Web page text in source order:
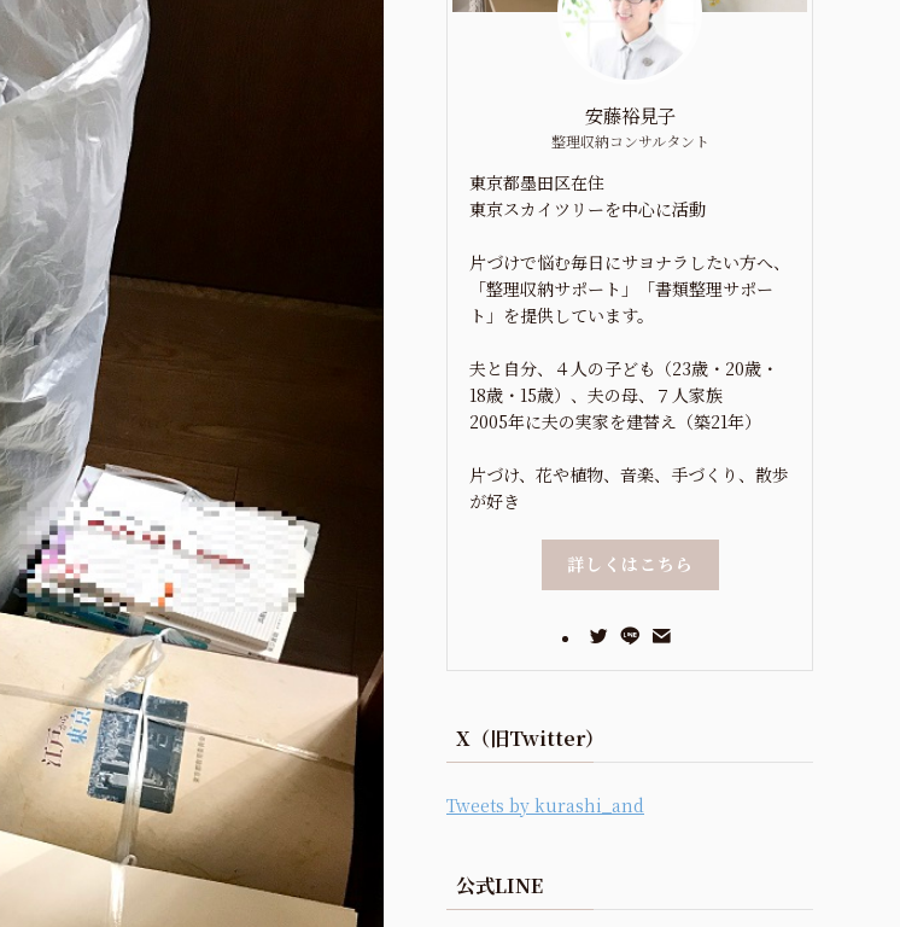
安藤裕見子
整理収納コンサルタント
東京都墨田区在住
東京スカイツリーを中心に活動
片づけで悩む毎日にサヨナラしたい方へ、
「整理収納サポート」「書類整理サポー
ト」を提供しています。
夫と自分、４人の子ども（23歳・20歳・
18歳・15歳）、夫の母、７人家族
2005年に夫の実家を建替え（築21年）
片づけ、花や植物、音楽、手づくり、散歩
が好き
詳しくはこちら
X（旧Twitter）
Tweets by kurashi_and
公式LINE